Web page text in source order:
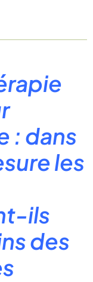
: dans
les
ils
des